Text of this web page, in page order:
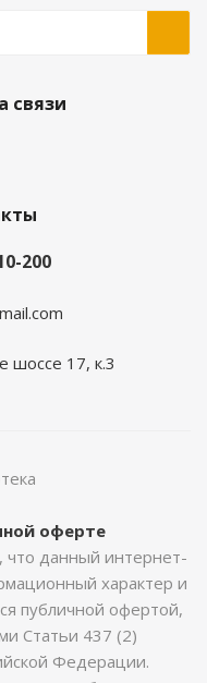
связи
200
шоссе 17, к.3
оферте
данный интернет-
характер и
публичной офертой,
Статьи 437 (2)
Федерации.